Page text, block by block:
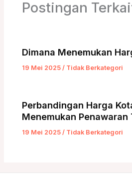
Postingan
Dimana Menemukan
19 Mei 2025 / Tidak Berkategori
Perbandingan Harga
Menemukan Penawaran
19 Mei 2025 / Tidak Berkategori